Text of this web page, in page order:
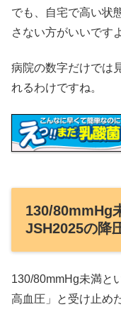
でも、自宅で高い状
さない方がいいです
病院の数字だけでは
れるわけですね。
130/80mmHg
JSH2025の降
130/80mmHg未満と
高血圧」と受け止め